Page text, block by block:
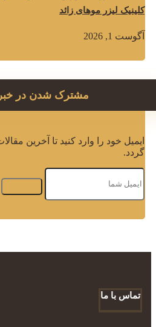
کلینیک لیزر موهای زائد
آگوست 1, 2026
مشترک شدن در
ایمیل خود را وارد کنید تا آخرین
گردد.
تماس با ما